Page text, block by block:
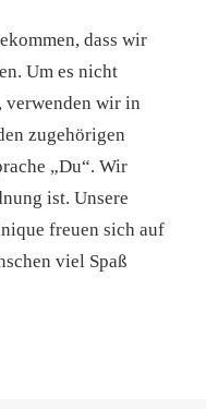
dass wir
Um es nicht
verwenden wir in
zugehörigen
„Du“. Wir
ist. Unsere
freuen sich auf
viel Spaß